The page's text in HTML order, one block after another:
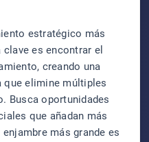
estratégico más
es encontrar el
creando una
que elimine múltiples
Busca oportunidades
que añadan más
más grande es